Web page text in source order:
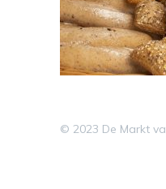
© 2023 De Markt